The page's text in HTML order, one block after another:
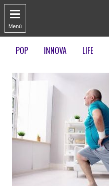

Menú
POP INNOVA LIFE